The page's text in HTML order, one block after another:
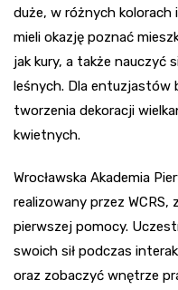
duże, w różnych kolorach
mieli okazję poznać
jak kury, a także nauczyć
leśnych. Dla entuzjastów
tworzenia dekoracji
kwietnych.
Wrocławska Akademia
realizowany przez WCRS,
pierwszej pomocy.
swoich sił podczas
oraz zobaczyć wnętrze